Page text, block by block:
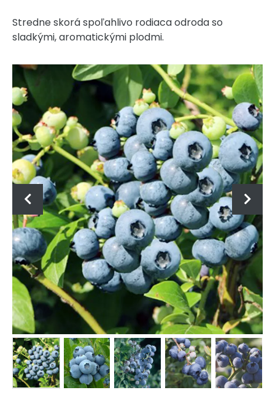
Stredne skorá spoľahlivo rodiaca odroda so
sladkými, aromatickými plodmi.